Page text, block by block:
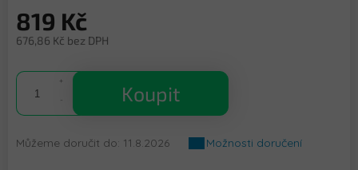
z
5
819 Kč
676,86 Kč bez DPH
cena:
Koupit
Můžeme doručit do: 11.8.2026 Možnosti doručení